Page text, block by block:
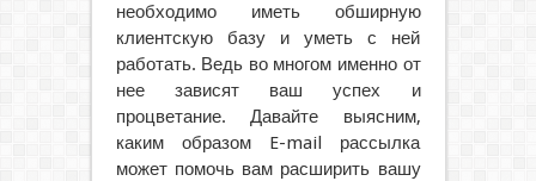
необходимо иметь обширную
клиентскую базу и уметь с ней
работать. Ведь во многом именно от
нее зависят ваш успех и
процветание. Давайте выясним,
каким образом E-mail рассылка
может помочь вам расширить вашу